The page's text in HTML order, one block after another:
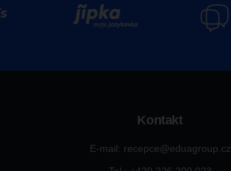
Kontakt
E-mail: recepce@eduagroup.cz